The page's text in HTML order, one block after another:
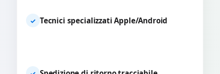
✓ Tecnici specializzati Apple/Android